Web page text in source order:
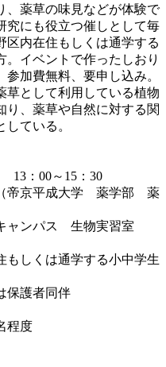
、薬草の味見などが体験で
究にも役立つ催しとして毎
区内在住もしくは通学する
イベントで作ったしおり
加費無料、要申し込み。
として利用している植物
り、薬草や自然に対する関
ている。
13：00～15：30
帝京平成大学 薬学部 薬
ャンパス 生物実習室
しくは通学する小中学生
保護者同伴
程度